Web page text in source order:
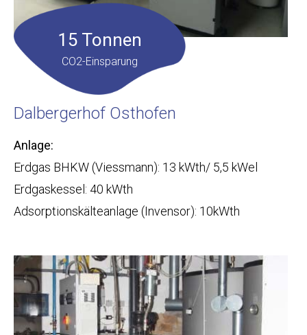
15 Tonnen
CO2-Einsparung
Dalbergerhof Osthofen
Anlage:
Erdgas BHKW (Viessmann): 13 kWth/ 5,5 kWel
Erdgaskessel: 40 kWth
Adsorptionskälteanlage (Invensor): 10kWth